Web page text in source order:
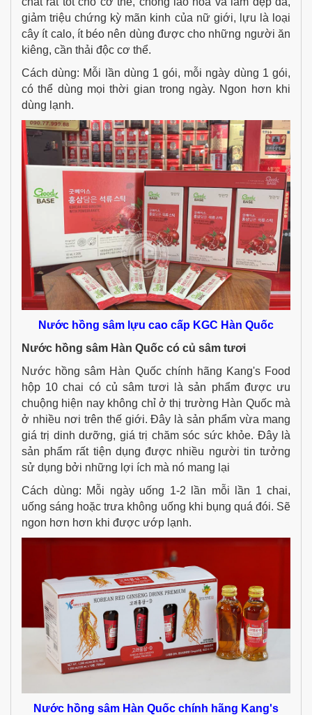
giảm triệu chứng kỳ mãn kinh của nữ giới, lựu là loại
cây ít calo, ít béo nên dùng được cho những người ăn
kiêng, cần thải độc cơ thể.
Cách dùng: Mỗi lần dùng 1 gói, mỗi ngày dùng 1 gói,
có thể dùng mọi thời gian trong ngày. Ngon hơn khi
dùng lạnh.
Nước hồng sâm lựu cao cấp KGC Hàn Quốc
Nước hồng sâm Hàn Quốc có củ sâm tươi
Nước hồng sâm Hàn Quốc chính hãng Kang's Food
hộp 10 chai có củ sâm tươi là sản phẩm được ưu
chuộng hiện nay không chỉ ở thị trường Hàn Quốc mà
ở nhiều nơi trên thế giới. Đây là sản phẩm vừa mang
giá trị dinh dưỡng, giá trị chăm sóc sức khỏe. Đây là
sản phẩm rất tiện dụng được nhiều người tin tưởng
sử dụng bởi những lợi ích mà nó mang lại
Cách dùng: Mỗi ngày uống 1-2 lần mỗi lần 1 chai,
uống sáng hoặc trưa không uống khi bụng quá đói. Sẽ
ngon hơn hơn khi được ướp lạnh.
Nước hồng sâm Hàn Quốc chính hãng Kang's